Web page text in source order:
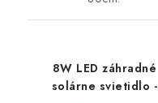
8W LED záhradné
solárne svietidlo -